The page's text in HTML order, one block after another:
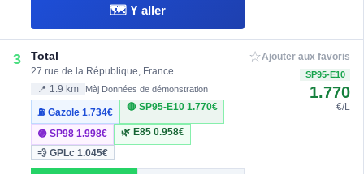
🗺️ Y aller
3 Total
27 rue de la République, France
📍 1.9 km Màj Données de démonstration
⛽ Gazole1.734€
🔴 SP95-E10 1.770€
🟣 SP981.998€ 🌿 E85 0.958€
💨 GPLc1.045€
☆Ajouter aux favoris
SP95-E10
1.770
€/L